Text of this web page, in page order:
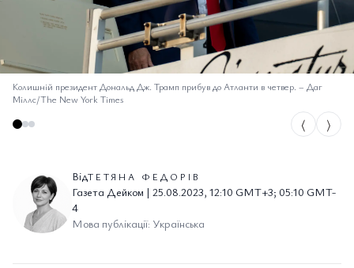
Колишній президент Дональд Дж. Трамп прибув до Атланти в четвер. – Даг
Міллс/The New York Times
⟨ ⟩
ВідТЕТЯНА ФЕДОРІВ
Газета Дейком | 25.08.2023, 12:10 GMT+3; 05:10 GMT-
4
Мова публікації: Українська